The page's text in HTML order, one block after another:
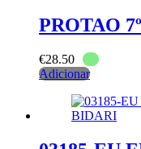
PROTAO
€28.50
Adicionar